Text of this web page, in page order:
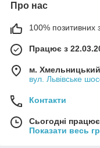
Про нас
100% позитивних з
Працює з
м. Хмельницький
вул. Львівське
Контакти
Сьогодні
Показати весь